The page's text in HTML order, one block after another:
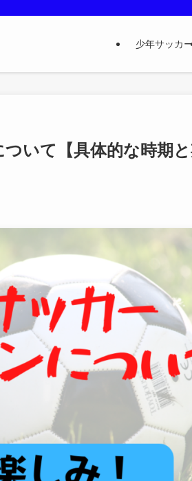
少年サッカ
いて【具体的な時期